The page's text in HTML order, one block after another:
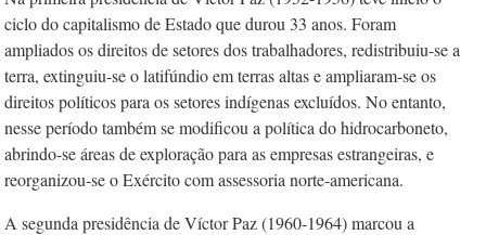
ciclo do capitalismo de Estado que durou 33 anos. Foram
ampliados os direitos de setores dos trabalhadores, redistribuiu-se a
terra, extinguiu-se o latifúndio em terras altas e ampliaram-se os
direitos políticos para os setores indígenas excluídos. No entanto,
nesse período também se modificou a política do hidrocarboneto,
abrindo-se áreas de exploração para as empresas estrangeiras, e
reorganizou-se o Exército com assessoria norte-americana.
A segunda presidência de Víctor Paz (1960-1964) marcou a